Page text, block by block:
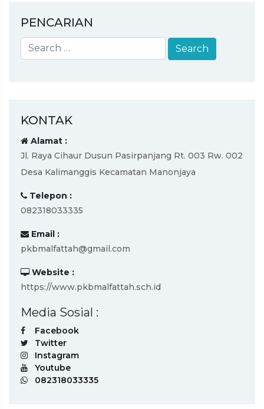
PENCARIAN
KONTAK
Alamat :
Jl. Raya Cihaur Dusun Pasirpanjang Rt. 003 Rw. 002
Desa Kalimanggis Kecamatan Manonjaya
Telepon :
082318033335
Email :
pkbmalfattah@gmail.com
Website :
https://www.pkbmalfattah.sch.id
Media Sosial :
Facebook
Twitter
Instagram
Youtube
082318033335